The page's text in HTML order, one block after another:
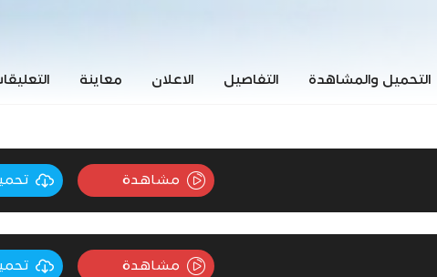
التحميل والمشاهدة التفاصيل الاعلان معاينة
مشاهدة
مشاهدة